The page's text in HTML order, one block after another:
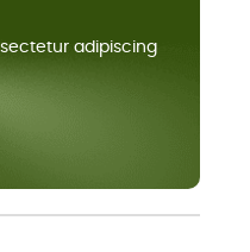
adipiscing